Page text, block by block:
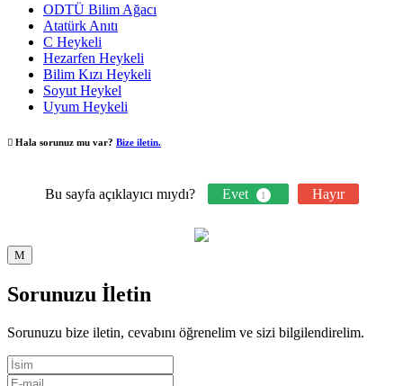
ODTÜ Bilim Ağacı
Atatürk Anıtı
C Heykeli
Hezarfen Heykeli
Bilim Kızı Heykeli
Soyut Heykel
Uyum Heykeli
Hala sorunuz mu var? Bize iletin.
Bu sayfa açıklayıcı mıydı? Evet 1 Hayır
Sorunuzu İletin
Sorunuzu bize iletin, cevabını öğrenelim ve sizi bilgilendirelim.